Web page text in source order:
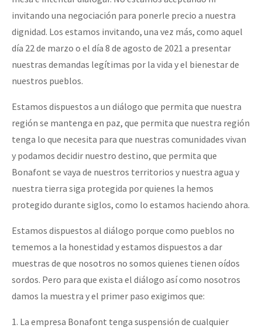
invitando una negociación para ponerle precio a nuestra
dignidad. Los estamos invitando, una vez más, como aquel
día 22 de marzo o el día 8 de agosto de 2021 a presentar
nuestras demandas legítimas por la vida y el bienestar de
nuestros pueblos.
Estamos dispuestos a un diálogo que permita que nuestra
región se mantenga en paz, que permita que nuestra región
tenga lo que necesita para que nuestras comunidades vivan
y podamos decidir nuestro destino, que permita que
Bonafont se vaya de nuestros territorios y nuestra agua y
nuestra tierra siga protegida por quienes la hemos
protegido durante siglos, como lo estamos haciendo ahora.
Estamos dispuestos al diálogo porque como pueblos no
tememos a la honestidad y estamos dispuestos a dar
muestras de que nosotros no somos quienes tienen oídos
sordos. Pero para que exista el diálogo así como nosotros
damos la muestra y el primer paso exigimos que:
1. La empresa Bonafont tenga suspensión de cualquier